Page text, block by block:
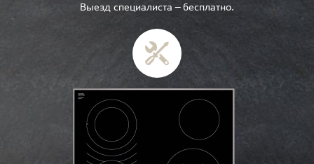
Выезд специалиста — бесплатно.